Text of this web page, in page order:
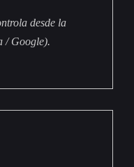
desde la
/ Google).